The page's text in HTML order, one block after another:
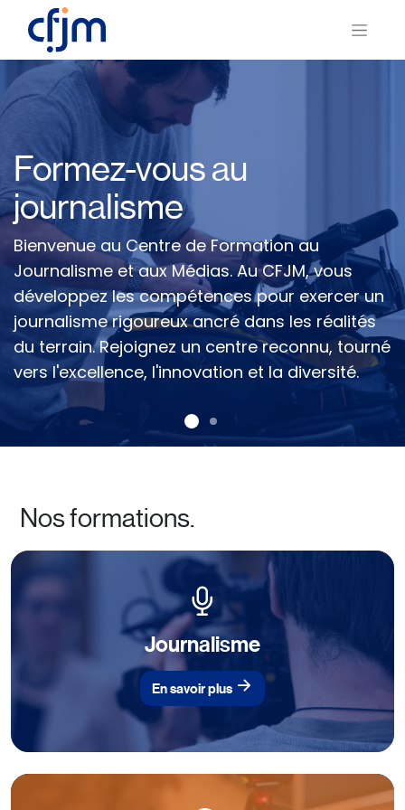
Formez-vous au
journalisme
Bienvenue au Centre de Formation au
Journalisme et aux Médias. Au CFJM, vous
développez les compétences pour exercer un
journalisme rigoureux ancré dans les réalités
du terrain. Rejoignez un centre reconnu, tourné
vers l'excellence, l'innovation et la diversité.
Nos formations.
Journalisme
En savoir plus